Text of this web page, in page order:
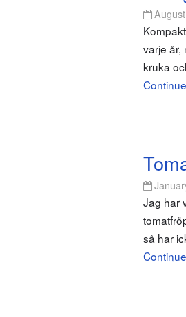
varje år,
kruka
Jag har
så har